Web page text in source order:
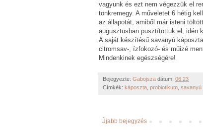
vagyunk és ezt nem végezzük el
tönkremegy. A műveletet 6 hétig
az állapotát, amiből már isteni
augusztusban pusztítottuk el, idén
A saját készítésű savanyú
citromsav-, ízfokozó- és műizé
Mindenkinek egészségére!
Bejegyezte: Gabojsza dátum: 06:23
Címkék: káposzta probiotikum savanyú
Újabb bejegyzés